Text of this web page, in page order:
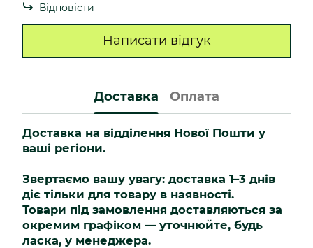
Відповісти
Написати відгук
Доставка Оплата
Доставка на відділення Нової Пошти у
ваші регіони.
Звертаємо вашу увагу: доставка 1–3 днів
діє тільки для товару в наявності.
Товари під замовлення доставляються за
окремим графіком — уточнюйте, будь
ласка, у менеджера.